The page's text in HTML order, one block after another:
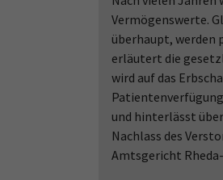
Vermögenswerte.
überhaupt, werden
erläutert die
wird auf das
und hinterlässt
Nachlass des
Amtsgericht